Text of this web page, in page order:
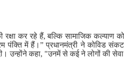
कर रहे हैं, बल्कि सामाजिक कल्याण
पंक्ति में हैं।” प्रधानमंत्री ने कोविड
उन्होंने कहा, "उनमें से कई ने लोगों की सेवा